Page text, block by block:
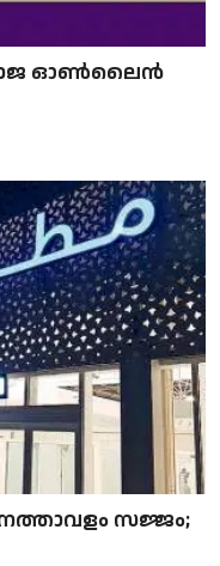
വ്യാജ ഓൺലൈൻ
സജ്ജം;